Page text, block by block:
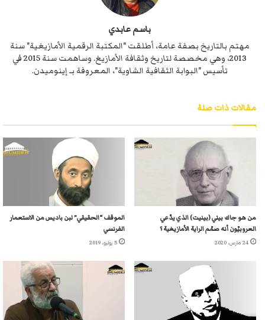
باسم عابدي
مهتم بالتاريخ بصفة عامة، أطلقت "المكتبة الرقمية الأمازيغية" سنة
2013، وهي مخصصة لتاريخ وثقافة الأمازيغ. وساهمت سنة 2015 في
تأسيس "البوابة الثقافية الشاوية"، المعروفة بـ إينوميدن.
مقالات ذات صلة
من هو جاك بيني (بينيت) الذي يدّعي
العروبيّون أنه صمّم الراية الأمازيغية ؟
24 مارس، 2020
الموقف “الحقيقي” لبن باديس من الاستعمار
الفرنسي
5 يوليو، 2019